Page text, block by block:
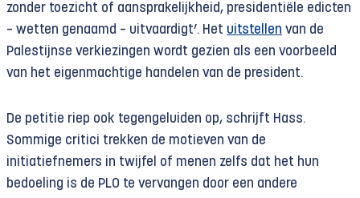
zonder toezicht of aansprakelijkheid, presidentiële edicten
– wetten genaamd – uitvaardigt’. Het uitstellen van de
Palestijnse verkiezingen wordt gezien als een voorbeeld
van het eigenmachtige handelen van de president.
De petitie riep ook tegengeluiden op, schrijft Hass.
Sommige critici trekken de motieven van de
initiatiefnemers in twijfel of menen zelfs dat het hun
bedoeling is de PLO te vervangen door een andere